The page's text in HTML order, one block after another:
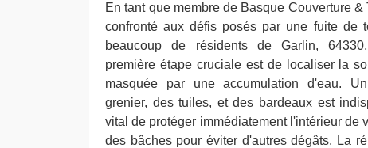
En tant que membre de Basque Couverture
confronté aux défis posés par une fuite de
beaucoup de résidents de Garlin,
première étape cruciale est de localiser la
masquée par une accumulation d'eau.
grenier, des tuiles, et des bardeaux est
vital de protéger immédiatement l'intérieur de
des bâches pour éviter d'autres dégâts. La